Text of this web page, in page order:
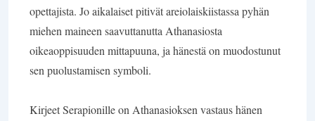
opettajista. Jo aikalaiset pitivät areiolaiskiistassa pyhän
miehen maineen saavuttanutta Athanasiosta
oikeaoppisuuden mittapuuna, ja hänestä on muodostunut
sen puolustamisen symboli.
Kirjeet Serapionille on Athanasioksen vastaus hänen